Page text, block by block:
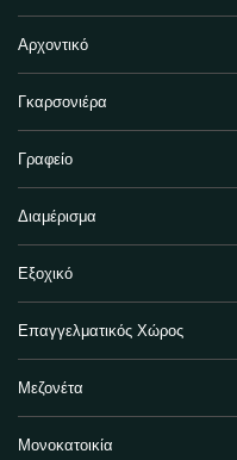
Αρχοντικό
Γκαρσονιέρα
Γραφείο
Διαμέρισμα
Εξοχικό
Επαγγελματικός Χώρος
Μεζονέτα
Μονοκατοικία